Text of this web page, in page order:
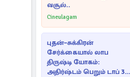
வசூல்..
Cineulagam
புதன்–சுக்கிரன்
சேர்க்கையால் லாப
திருஷ்டி யோகம்:
அதிர்ஷ்டம் பெறும் டாப் 3